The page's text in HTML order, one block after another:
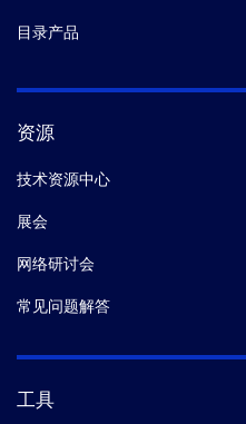
目录产品
资源
技术资源中心
展会
网络研讨会
常见问题解答
工具